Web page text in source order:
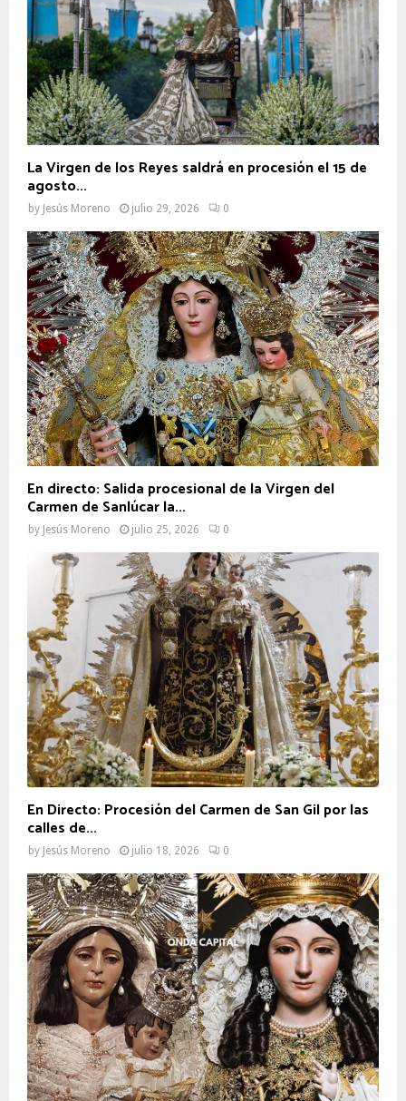
La Virgen de los Reyes saldrá en procesión el 15 de
agosto...
by Jesús Moreno julio 29, 2026 0
En directo: Salida procesional de la Virgen del
Carmen de Sanlúcar la...
by Jesús Moreno julio 25, 2026 0
En Directo: Procesión del Carmen de San Gil por las
calles de...
by Jesús Moreno julio 18, 2026 0